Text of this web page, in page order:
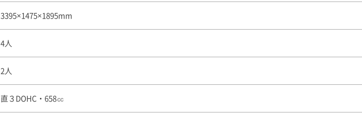
3395×1475×1895mm
4人
2人
直３DOHC・658㏄